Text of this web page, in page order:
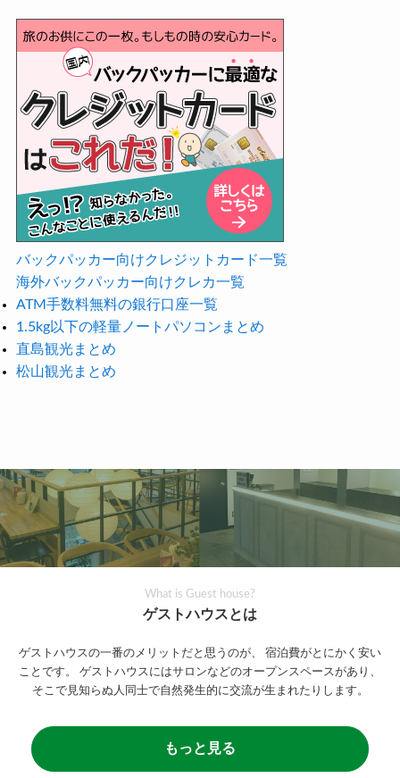
バックパッカー向けクレジットカード一覧
海外バックパッカー向けクレカ一覧
ATM手数料無料の銀行口座一覧
1.5kg以下の軽量ノートパソコンまとめ
直島観光まとめ
松山観光まとめ
What is Guest house?
ゲストハウスとは
ゲストハウスの一番のメリットだと思うのが、
宿泊費がとにかく安い
ことです。
ゲストハウスにはサロンなどのオープンスペースがあり、
そこで見知らぬ人同士で自然発生的に交流が生まれたりします。
もっと見る